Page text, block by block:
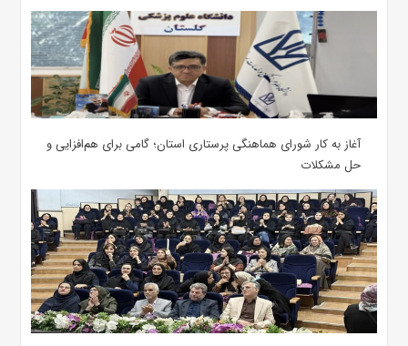
آغاز به کار شورای هماهنگی پرستاری استان؛ گامی برای هم‌افزایی و
حل مشکلات